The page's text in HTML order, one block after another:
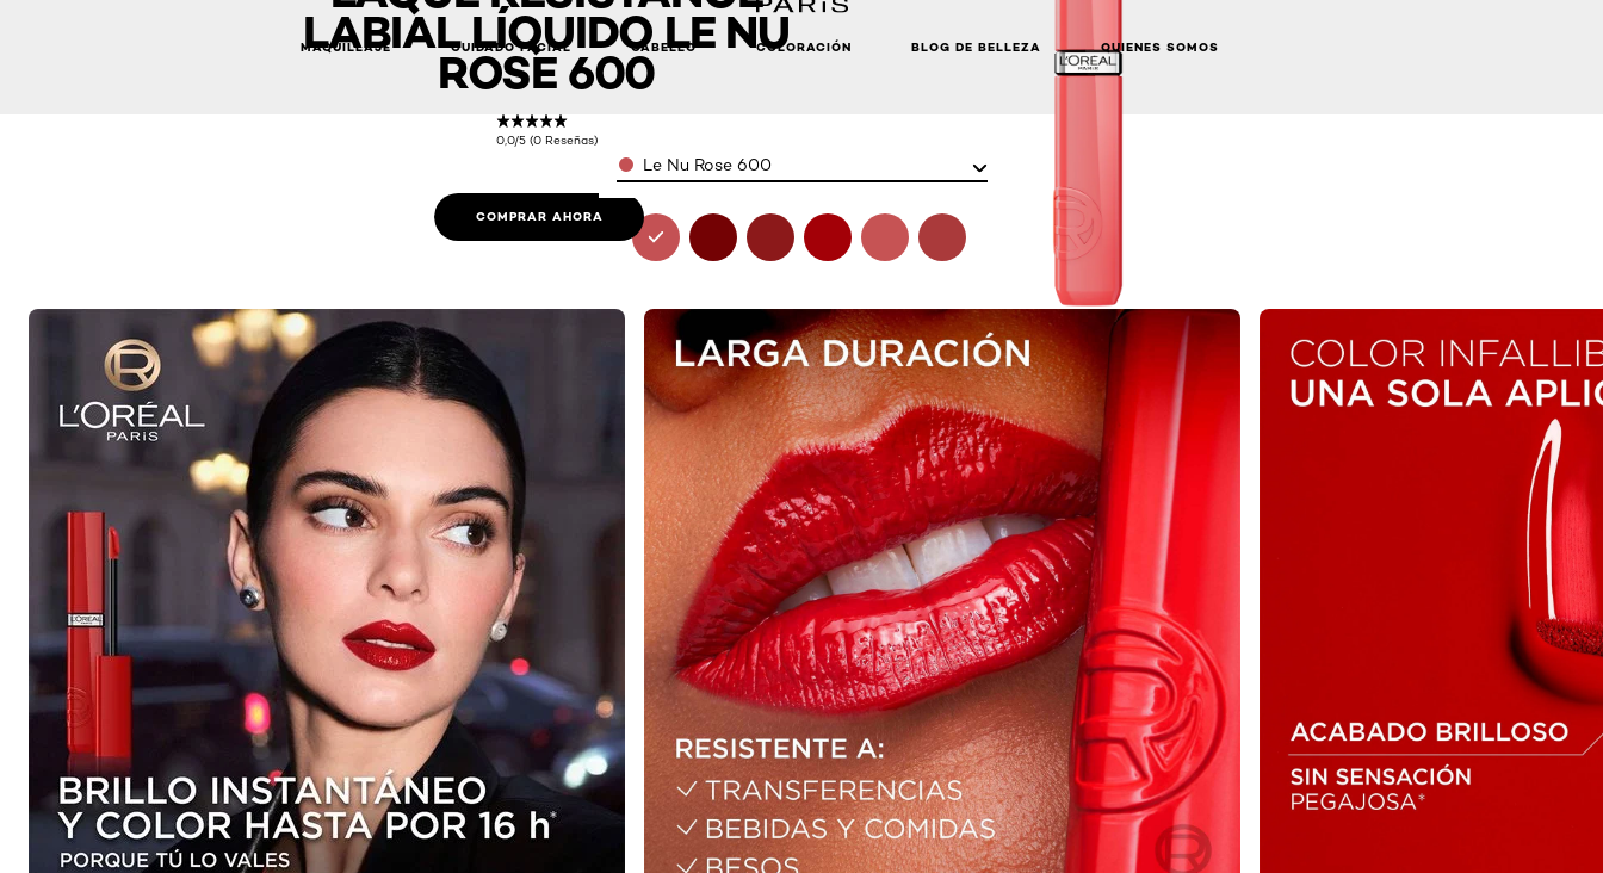
MAQUILLAJE CUIDADO FACIAL CABELLO COLORACIÓN BLOG DE BELLEZA QUIENES SOMOS
LABIAL LÍQUIDO LE NU
ROSE 600
0,0/5 (0 Reseñas)
COMPRAR AHORA
ColorLe Nu Rose 600
NEXT CARD